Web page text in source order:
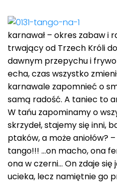
karnawał – okres zabaw i
trwający od Trzech Króli
dawnym przepychu i
echa, czas wszystko
karnawale zapomnieć o
samą radość. A taniec to
W tańu zapominamy o
skrzydeł, stajemy się inni,
ptaków, a może aniołów?
tango!!! …on macho, ona
ona w czerni… On zdaje
ucieka, lecz namiętnie go